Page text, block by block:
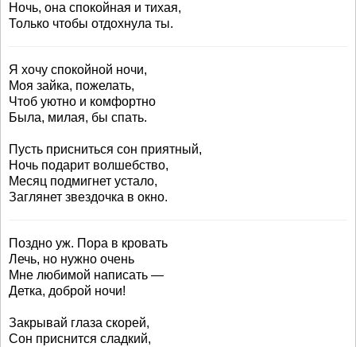
Ночь, она спокойная и тихая,
Только чтобы отдохнула ты.
Я хочу спокойной ночи,
Моя зайка, пожелать,
Чтоб уютно и комфортно
Была, милая, бы спать.
Пусть присниться сон приятный,
Ночь подарит волшебство,
Месяц подмигнет устало,
Заглянет звездочка в окно.
Поздно уж. Пора в кровать
Лечь, но нужно очень
Мне любимой написать —
Детка, доброй ночи!
Закрывай глаза скорей,
Сон приснится сладкий,